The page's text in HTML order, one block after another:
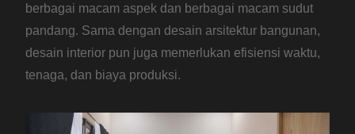
berbagai macam aspek dan berbagai macam sudut
pandang. Sama dengan desain arsitektur bangunan,
desain interior pun juga memerlukan efisiensi waktu,
tenaga, dan biaya produksi.